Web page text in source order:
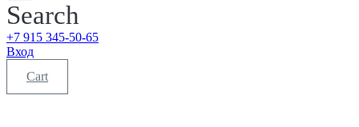
Search
+7 915 345-50-65
Вход
Cart